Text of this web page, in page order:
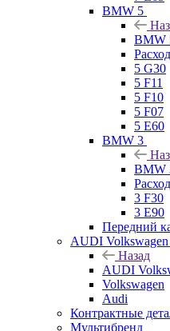
BMW 5
BMW
5 G30
5 F11
5 F10
5 F07
5 E60
BMW 3
BMW
3 F30
3 E90
Передний
AUDI Volkswagen
Назад
AUDI
Volkswagen
Audi
Контрактные
Мультибренд